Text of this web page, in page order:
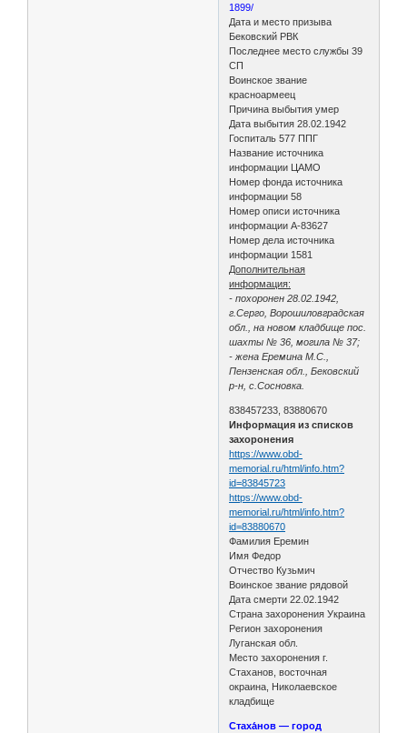
1899/
Дата и место призыва
Бековский РВК
Последнее место службы 39
СП
Воинское звание
красноармеец
Причина выбытия умер
Дата выбытия 28.02.1942
Госпиталь 577 ППГ
Название источника
информации ЦАМО
Номер фонда источника
информации 58
Номер описи источника
информации А-83627
Номер дела источника
информации 1581
Дополнительная
информация:
- похоронен 28.02.1942,
г.Серго, Ворошиловградская
обл., на новом кладбище пос.
шахты № 36, могила № 37;
- жена Еремина М.С.,
Пензенская обл., Бековский
р-н, с.Сосновка.
838457233, 83880670
Информация из списков
захоронения
https://www.obd-
memorial.ru/html/info.htm?
id=83845723
https://www.obd-
memorial.ru/html/info.htm?
id=83880670
Фамилия Еремин
Имя Федор
Отчество Кузьмич
Воинское звание рядовой
Дата смерти 22.02.1942
Страна захоронения Украина
Регион захоронения
Луганская обл.
Место захоронения г.
Стаханов, восточная
окраина, Николаевское
кладбище
Стаха́нов — город